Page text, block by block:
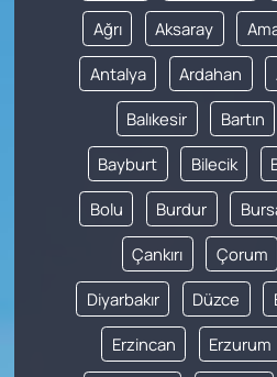
Ağrı Aksaray
Antalya Ardahan
Balıkesir Bartın
Bayburt Bilecik
Bolu Burdur
Çankırı Çorum
Diyarbakır Düzce
Erzincan Erzurum